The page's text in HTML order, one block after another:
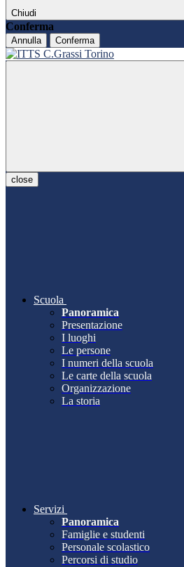
Chiudi
Conferma
Annulla Conferma
close
Scuola
Panoramica
Presentazione
I luoghi
Le persone
I numeri della scuola
Le carte della scuola
Organizzazione
La storia
Servizi
Panoramica
Famiglie e studenti
Personale scolastico
Percorsi di studio